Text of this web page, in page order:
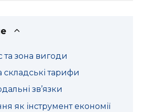
та зона вигоди
складські тарифи
зв’язки
як інструмент економії